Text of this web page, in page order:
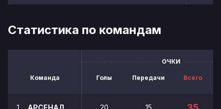
Статистика по командам
Команда
ОЧКИ
Голы Передачи Всего
1 АРСЕНАЛ 20 15